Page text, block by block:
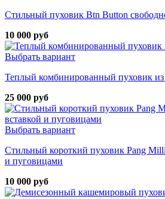
Стильный пуховик Btn Button
10 000 руб
Выбрать вариант
Теплый комбинированный пуховик
25 000 руб
Выбрать вариант
Стильный короткий пуховик Pang
и пуговицами
10 000 руб